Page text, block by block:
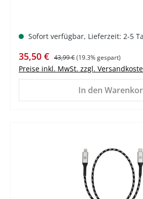
Sofort verfügbar, Lieferzeit: 2-5
Verkaufspreis:
35,50 € Regulärer Preis:
43,99 €(19.3% gespart)
Preise inkl. MwSt. zzgl.
In den